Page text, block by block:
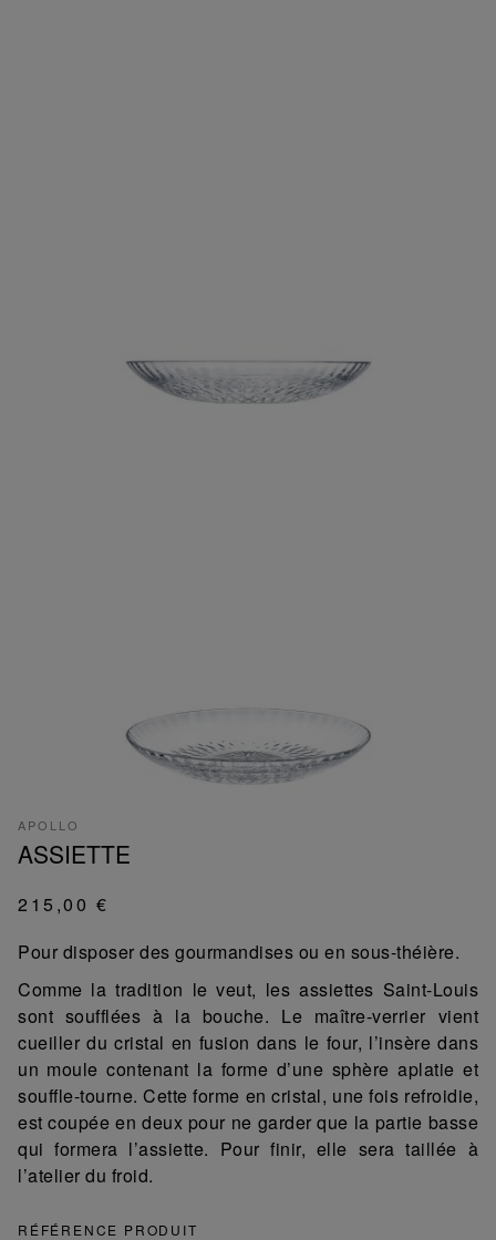
APOLLO
ASSIETTE
215,00 €
Pour disposer des gourmandises ou en sous-théière.
Comme la tradition le veut, les assiettes Saint-Louis
sont soufflées à la bouche. Le maître-verrier vient
cueiller du cristal en fusion dans le four, l’insère dans
un moule contenant la forme d’une sphère aplatie et
souffle-tourne. Cette forme en cristal, une fois refroidie,
est coupée en deux pour ne garder que la partie basse
qui formera l’assiette. Pour finir, elle sera taillée à
l’atelier du froid.
RÉFÉRENCE PRODUIT